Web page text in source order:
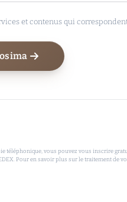
et contenus qui
vous pouvez vous inscrire
Pour en savoir plus sur le traitement